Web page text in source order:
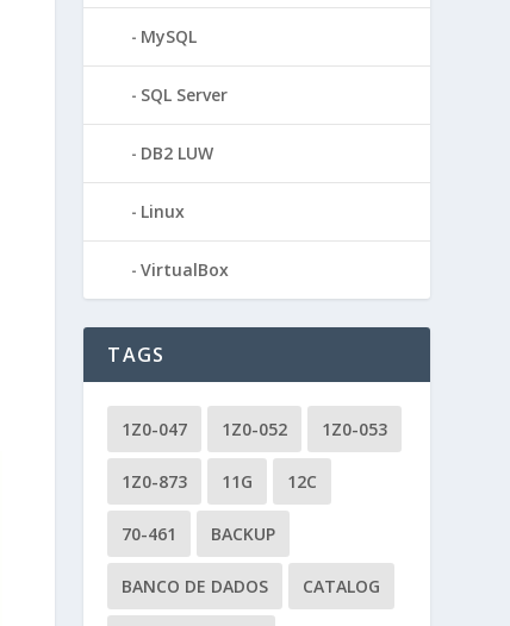
MySQL
SQL Server
DB2 LUW
Linux
VirtualBox
TAGS
1Z0-047 1Z0-052 1Z0-053
1Z0-873 11G 12C
70-461 BACKUP
BANCO DE DADOS CATALOG